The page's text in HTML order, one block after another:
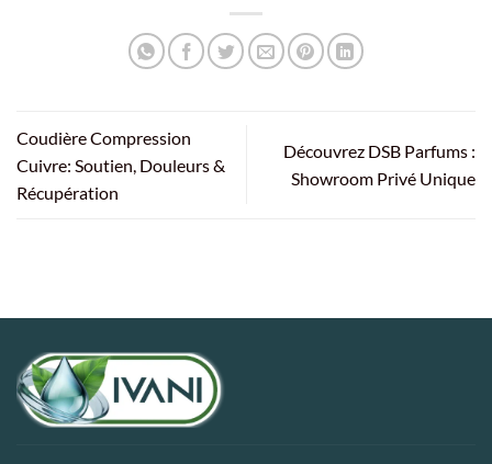
Coudière Compression
Cuivre: Soutien, Douleurs &
Récupération
Découvrez DSB Parfums :
Showroom Privé Unique